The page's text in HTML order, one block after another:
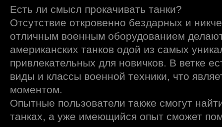
Есть ли смысл прокачивать танки?
Отсутствие откровенно бездарных и
отличным военным оборудованием
американских танков одой из самых
привлекательных для новичков. В ветке
виды и классы военной техники, что
моментом.
Опытные пользователи также смогут
танках, а уже имеющийся опыт сможет